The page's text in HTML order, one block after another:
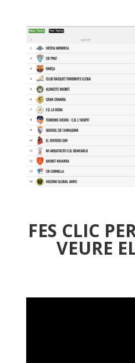
FES CLIC
VEURE